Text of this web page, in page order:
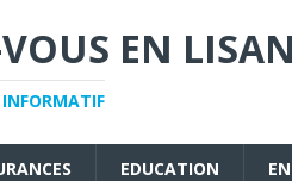
EN
EDUCATION